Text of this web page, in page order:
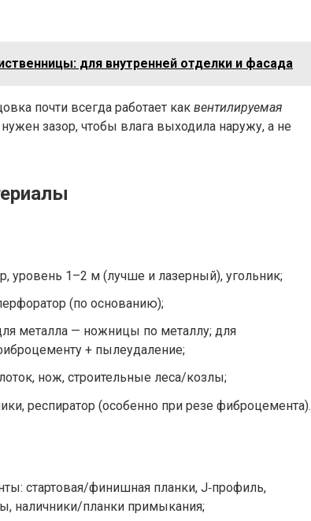
для внутренней отделки и фасада
почти всегда работает как вентилируемая
зазор, чтобы влага выходила наружу, а не
уровень 1–2 м (лучше и лазерный), угольник;
(по основанию);
металла — ножницы по металлу; для
+ пылеудаление;
нож, строительные леса/козлы;
респиратор (особенно при резе фиброцемента).
стартовая/финишная планки, J‑профиль,
наличники/планки примыкания;